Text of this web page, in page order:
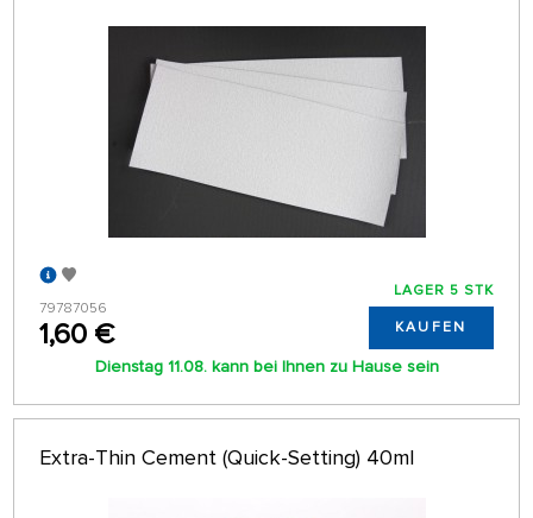
79787056
1,60 €
LAGER 5 STK
KAUFEN
Dienstag 11.08. kann bei Ihnen zu Hause sein
Extra-Thin Cement (Quick-Setting) 40ml